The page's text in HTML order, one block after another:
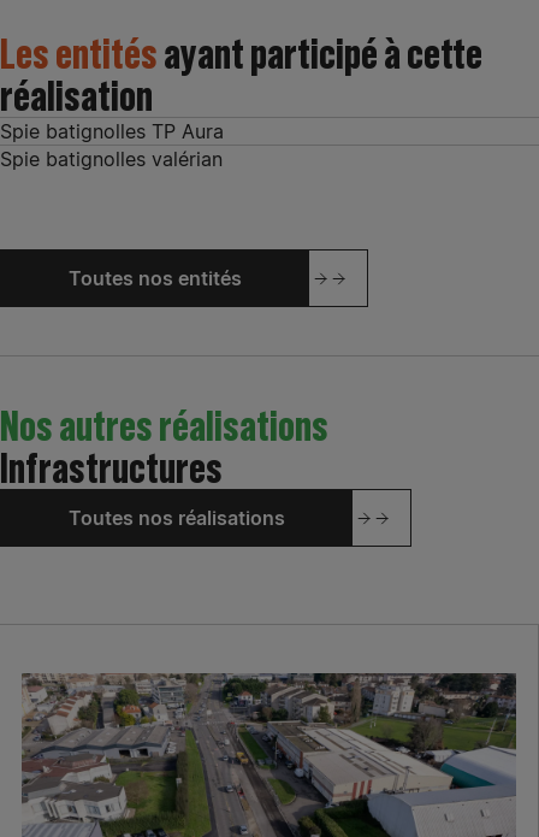
Les entitésayant participé à cette
réalisation
Spie batignolles TP Aura
Spie batignolles valérian
Toutes nos entités
Nos autres réalisations
Infrastructures
Toutes nos réalisations